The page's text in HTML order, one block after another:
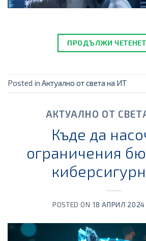
ПРОДЪЛЖИ
Posted in Актуално от света на ИТ
АКТУАЛНО ОТ
Къде да
ограничения
POSTED ON 18 АПРИЛ 2024